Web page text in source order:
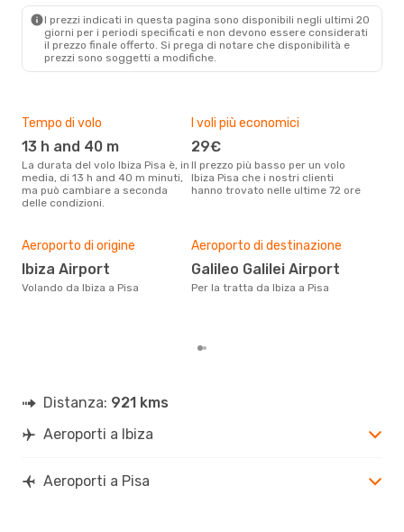
I prezzi indicati in questa pagina sono disponibili negli ultimi 20
giorni per i periodi specificati e non devono essere considerati
il ​​prezzo finale offerto. Si prega di notare che disponibilità e
prezzi sono soggetti a modifiche.
Tempo di volo
13 h and 40 m
La durata del volo Ibiza Pisa è, in
media, di 13 h and 40 m minuti,
ma può cambiare a seconda
delle condizioni.
I voli più economici
29€
Il prezzo più basso per un volo
Ibiza Pisa che i nostri clienti
hanno trovato nelle ultime 72 ore
Aeroporto di origine
Ibiza Airport
Volando da Ibiza a Pisa
Aeroporto di destinazione
Galileo Galilei Airport
Per la tratta da Ibiza a Pisa
Distanza: 921 kms
Aeroporti a Ibiza
Aeroporti a Pisa